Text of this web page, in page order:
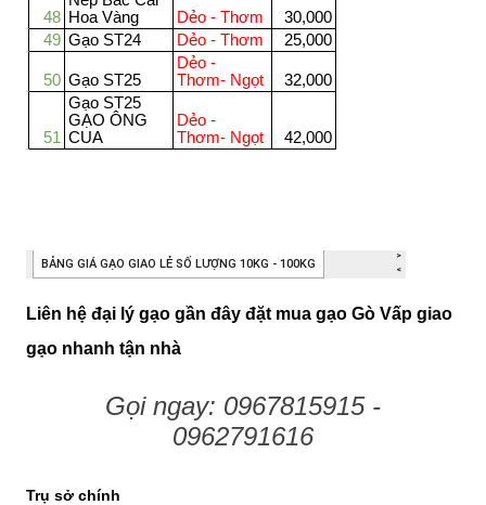
Liên hệ đại lý gạo gần đây đặt mua gạo Gò Vấp giao
gạo nhanh tận nhà
Gọi ngay: 0967815915 -
0962791616
Trụ sở chính